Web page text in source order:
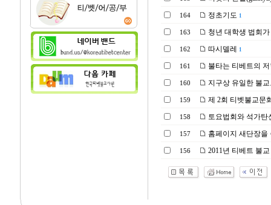
164 정초기도 1
163 청년 대학생 법회
162 따시델레 1
161 불타는 티베트의
160 지구상 유일한 불
159 제 2회 티벳불교문
158 토요법회와 석가탄
157 홈페이지 새단장을
156 2011년 티베트 불